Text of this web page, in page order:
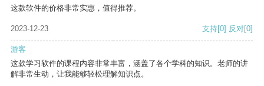
这款软件的价格非常实惠，值得推荐。
2023-12-23 支持[0] 反对[0]
游客
这款学习软件的课程内容非常丰富，涵盖了各个学科的知识。老师的讲
解非常生动，让我能够轻松理解知识点。